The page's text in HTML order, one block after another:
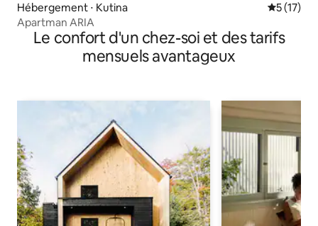
Hébergement ⋅ Kutina
5 (17)
Apartman ARIA
Le confort d'un chez-soi et des tarifs
mensuels avantageux